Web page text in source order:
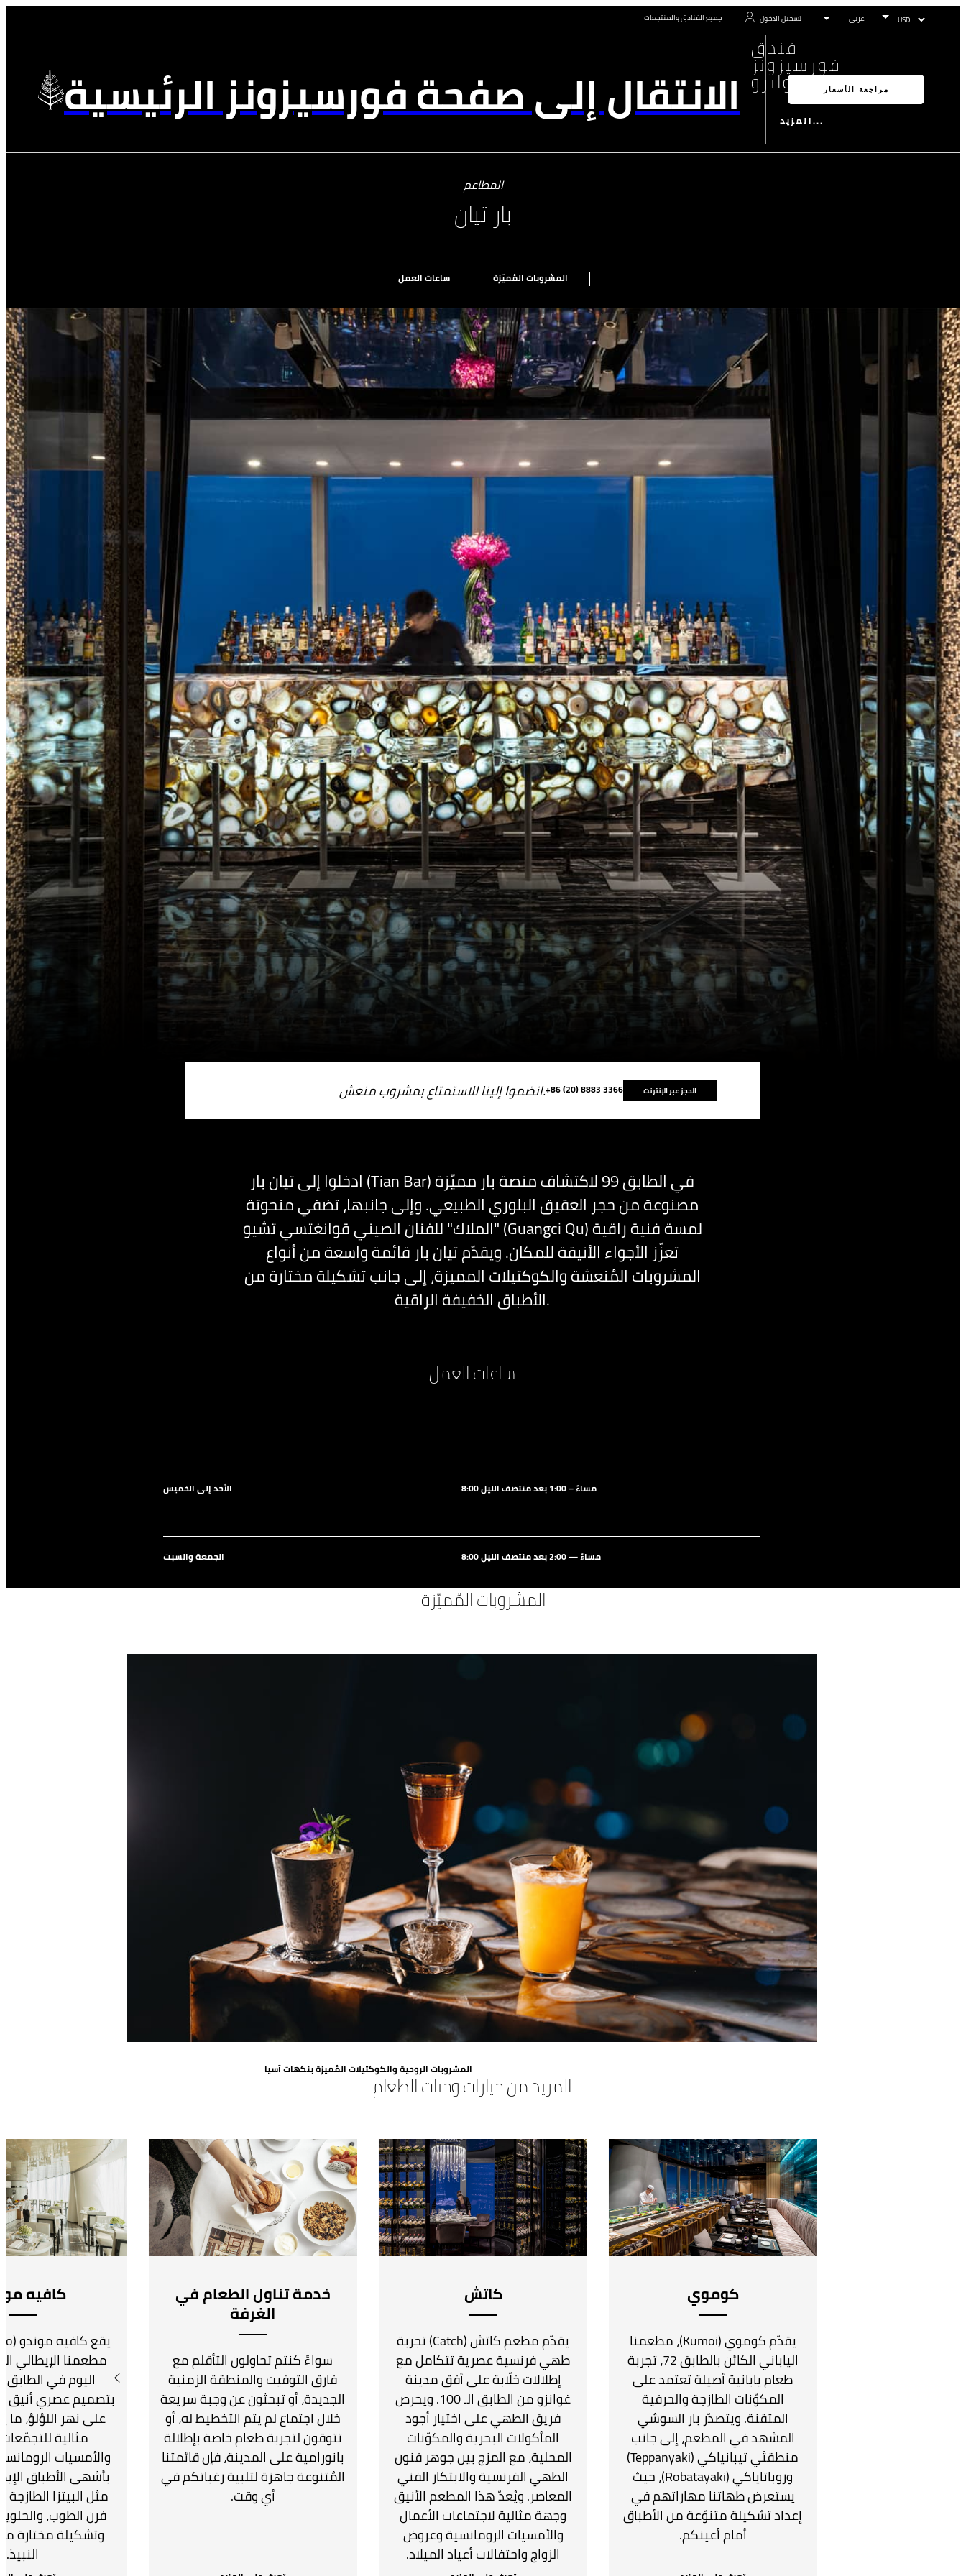
جميع الفنادق والمنتجعات تسجيل الدخول
الانتقال إلى صفحة فورسيزونز الرئيسية
فندق
فورسيزونز
غوانزو
المزيد...
مراجعة الأسعار
المطاعم
بار تيان
ساعات العمل المشروبات المُميّزة
انضموا إلينا للاستمتاع بمشروب منعش.+86 (20) 8883 3366 الحجز عبر الإنترنت
ادخلوا إلى تيان بار (Tian Bar) في الطابق 99 لاكتشاف منصة بار مميّزة
مصنوعة من حجر العقيق البلوري الطبيعي. وإلى جانبها، تضفي منحوتة
"الملاك" للفنان الصيني قوانغتسي تشيو (Guangci Qu) لمسة فنية راقية
تعزّز الأجواء الأنيقة للمكان. ويقدّم تيان بار قائمة واسعة من أنواع
المشروبات المُنعشة والكوكتيلات المميزة، إلى جانب تشكيلة مختارة من
الأطباق الخفيفة الراقية.
ساعات العمل
الأحد إلى الخميس 8:00 مساءً – 1:00 بعد منتصف الليل
الجمعة والسبت 8:00 مساءً — 2:00 بعد منتصف الليل
المشروبات المُميّزة
المشروبات الروحية والكوكتيلات المُميزة بنكهات آسيا
المزيد من خيارات وجبات الطعام
كوموي
يقدّم كوموي (Kumoi)، مطعمنا
الياباني الكائن بالطابق 72، تجربة
طعام يابانية أصيلة تعتمد على
المكوّنات الطازجة والحرفية
المتقنة. ويتصدّر بار السوشي
المشهد في المطعم، إلى جانب
منطقتَي تيبانياكي (Teppanyaki)
وروباتاياكي (Robatayaki)، حيث
يستعرض طهاتنا مهاراتهم في
إعداد تشكيلة متنوّعة من الأطباق
أمام أعينكم.
كاتش
يقدّم مطعم كاتش (Catch) تجربة
طهي فرنسية عصرية تتكامل مع
إطلالات خلّابة على أفق مدينة
غوانزو من الطابق الـ 100. ويحرص
فريق الطهي على اختيار أجود
المأكولات البحرية والمكوّنات
المحلية، مع المزج بين جوهر فنون
الطهي الفرنسية والابتكار الفني
المعاصر. ويُعدّ هذا المطعم الأنيق
وجهة مثالية لاجتماعات الأعمال
والأمسيات الرومانسية وعروض
الزواج واحتفالات أعياد الميلاد.
خدمة تناول الطعام في
الغرفة
سواءً كنتم تحاولون التأقلم مع
فارق التوقيت والمنطقة الزمنية
الجديدة، أو تبحثون عن وجبة سريعة
خلال اجتماع لم يتم التخطيط له، أو
تتوقون لتجربة طعام خاصة بإطلالة
بانورامية على المدينة، فإن قائمتنا
المُتنوعة جاهزة لتلبية رغباتكم في
أي وقت.
كافيه
مطعمنا الإيطالي
بتصميم عصري أنيق
على نهر اللؤلؤ،
مثالية للتجمّعات
والأمسيات
بأشهى الأطباق
مثل البيتزا
فرن الطوب،
وتشكيلة مختارة
النبيذ.